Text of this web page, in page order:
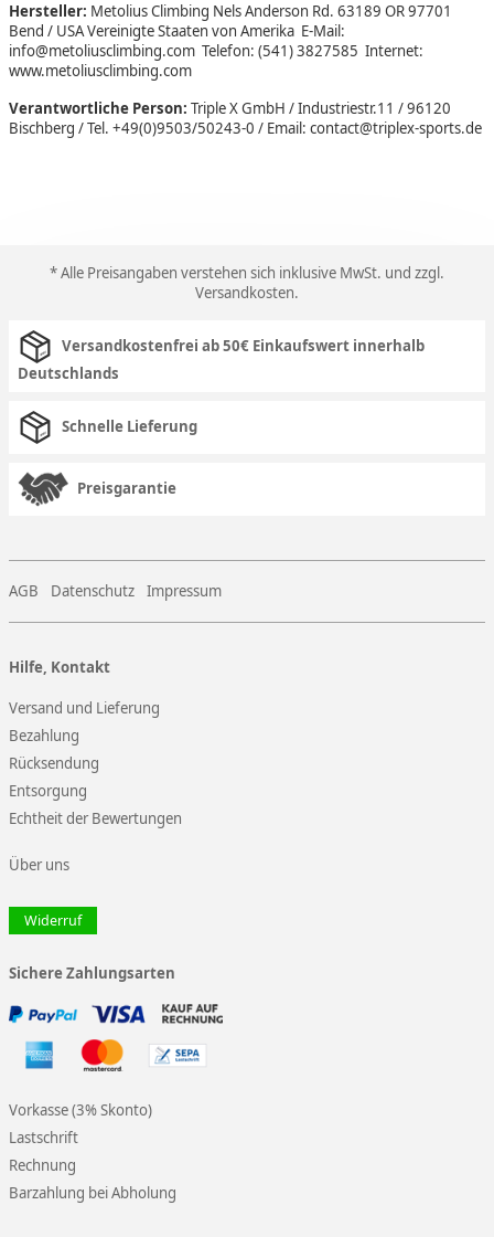
Hersteller: Metolius Climbing Nels Anderson Rd. 63189 OR 97701
Bend / USA Vereinigte Staaten von Amerika E-Mail:
info@metoliusclimbing.com Telefon: (541) 3827585 Internet:
www.metoliusclimbing.com
Verantwortliche Person: Triple X GmbH / Industriestr.11 / 96120
Bischberg / Tel. +49(0)9503/50243-0 / Email: contact@triplex-sports.de
* Alle Preisangaben verstehen sich inklusive MwSt. und zzgl.
Versandkosten.
Versandkostenfrei ab 50€ Einkaufswert innerhalb
Deutschlands
Schnelle Lieferung
Preisgarantie
AGB Datenschutz Impressum
Hilfe, Kontakt
Versand und Lieferung
Bezahlung
Rücksendung
Entsorgung
Echtheit der Bewertungen
Über uns
Widerruf
Sichere Zahlungsarten
Vorkasse (3% Skonto)
Lastschrift
Rechnung
Barzahlung bei Abholung